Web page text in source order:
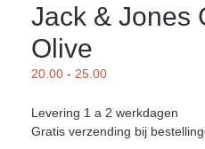
Jack & Jones
Olive
20.00 - 25.00
Levering 1 a 2 werkdagen
Gratis verzending bij